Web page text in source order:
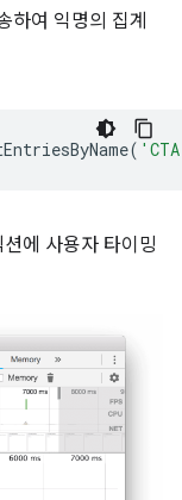
하여 익명의 집계
(
션에 사용자 타이밍